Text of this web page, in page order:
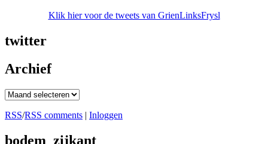
Klik hier voor de tweets van GrienLinksFrysl
twitter
Archief
Archief
RSS/RSS comments | Inloggen
bodem_zijkant